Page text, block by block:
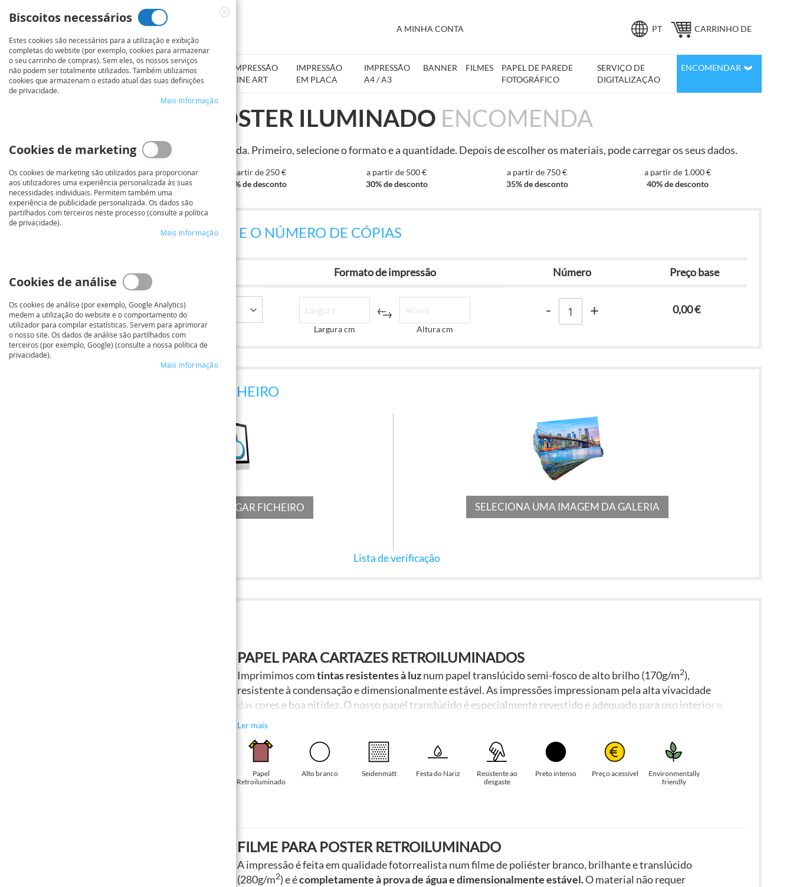
para
o
Conteúdo
A MINHA CONTA Idioma PT
CARRINHO DE
SERVIÇO DE IMPRESSÃO
DE PLANTAS
CARTAZ / POSTER
FOTOGRÁFICO
IMPRESSÃO
FINE ART
IMPRESSÃO
EM PLACA
IMPRESSÃO
A4 / A3
BANNER FILMES
PAPEL DE PAREDE
FOTOGRÁFICO
SERVIÇO DE
DIGITALIZAÇÃO
ENCOMENDAR
IMPRESSÃO DE POSTER ILUMINADO ENCOMENDA
Nesta página, pode configurar a sua encomenda. Primeiro, selecione o formato e a quantidade. Depois de escolher os materiais, pode carregar os seus dados.
a partir de 100 €
10% de desconto
a partir de 250 €
20% de desconto
a partir de 500 €
30% de desconto
a partir de 750 €
35% de desconto
a partir de 1.000 €
40% de desconto
1 SELECIONA O FORMATO E O NÚMERO DE CÓPIAS
Formatos padrão Formato de impressão Número Preço base
Largura cm Altura cm
- + 0,00 €
CARREGAMENTO DE FICHEIRO
CARREGAR FICHEIRO SELECIONA UMA IMAGEM DA GALERIA
Lista de verificação
PAPEL PARA CARTAZES RETROILUMINADOS
Imprimimos comtintas resistentes à luznum papel translúcido semi-fosco de alto brilho (170g/m2),
resistente à condensação e dimensionalmente estável. As impressões impressionam pela alta vivacidade
das cores e boa nitidez. O nosso papel translúcido é especialmente revestido e adequado para uso interior e
exterior. Ideal como uma
impressão latex e são amigas do ambiente, sem solventes e inodoras.
Ler mais
Papel
Retroiluminado
Alto branco Seidenmatt Festa do Nariz
Resistente ao
desgaste
Preto intenso Preço acessível
Environmentally
friendly
FILME PARA POSTER RETROILUMINADO
A impressão é feita em qualidade fotorrealista num filme de poliéster branco, brilhante e translúcido
(280g/m2) e écompletamente à prova de água e dimensionalmente estável.O material não requer
Biscoitos necessários
Estes cookies são necessários para a utilização e exibição
completas do website (por exemplo, cookies para armazenar
o seu carrinho de compras). Sem eles, os nossos serviços
não podem ser totalmente utilizados. Também utilizamos
cookies que armazenam o estado atual das suas definições
de privacidade.
Mais Informação
Cookies de marketing
Os cookies de marketing são utilizados para proporcionar
aos utilizadores uma experiência personalizada às suas
necessidades individuais. Permitem também uma
experiência de publicidade personalizada. Os dados são
partilhados com terceiros neste processo (consulte a política
de privacidade).
Mais Informação
Cookies de análise
Os cookies de análise (por exemplo, Google Analytics)
medem a utilização do website e o comportamento do
utilizador para compilar estatísticas. Servem para aprimorar
o nosso site. Os dados de análise são partilhados com
terceiros (por exemplo, Google) (consulte a nossa política de
privacidade).
Mais Informação